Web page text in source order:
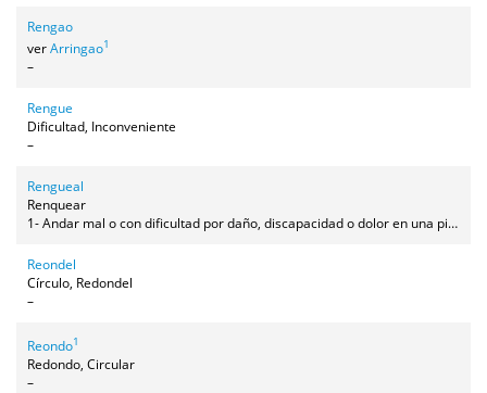
Rengao
verArringao1
–
Rengue
Dificultad, Inconveniente
–
Rengueal
Renquear
1- Andar mal o con dificultad por daño, discapacidad o dolor en una pierna, en una pata o en un pie, inclinando el cuerpo hacia un lado más que hacia otro.2- (por analogía) Tener dificultades o problemas para realizar una cosa o para llevar adelante un proyecto o una empresa. 3- (figurativo) Tener problemas de salud, con dificultad o lentitud en la mejora.
Reondel
Círculo, Redondel
–
Reondo1
Redondo, Circular
–